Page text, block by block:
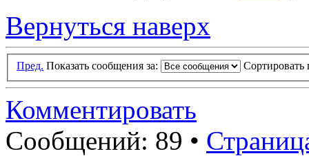
Вернуться наверх
Пред. Показать сообщения за: Сортировать
Комментировать
Сообщений: 89 •